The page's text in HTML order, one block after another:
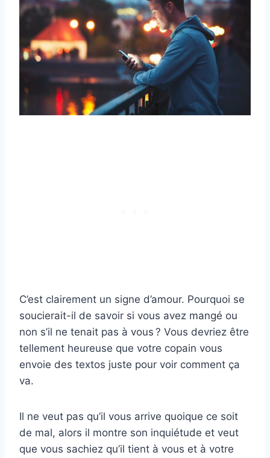
C’est clairement un signe d’amour. Pourquoi se
soucierait-il de savoir si vous avez mangé ou
non s’il ne tenait pas à vous ? Vous devriez être
tellement heureuse que votre copain vous
envoie des textos juste pour voir comment ça
va.
Il ne veut pas qu’il vous arrive quoique ce soit
de mal, alors il montre son inquiétude et veut
que vous sachiez qu’il tient à vous et à votre